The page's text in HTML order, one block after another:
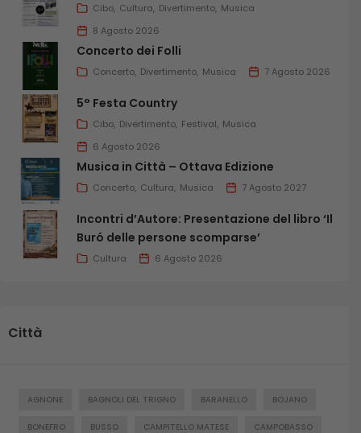
Cibo Cultura Divertimento Musica
8 Agosto 2026
Concerto dei Folli
Concerto Divertimento Musica 7 Agosto 2026
5° Festa Country
Cibo Divertimento Festival Musica
6 Agosto 2026
Musica in Città – Ottava Edizione
Concerto Cultura Musica 7 Agosto 2027
Incontri d’Autore: Presentazione del libro ‘Il
Buró delle persone scomparse’
Cultura 6 Agosto 2026
Città
AGNONE BAGNOLI DEL TRIGNO BARANELLO BOJANO
BONEFRO BUSSO CAMPITELLO MATESE CAMPOBASSO